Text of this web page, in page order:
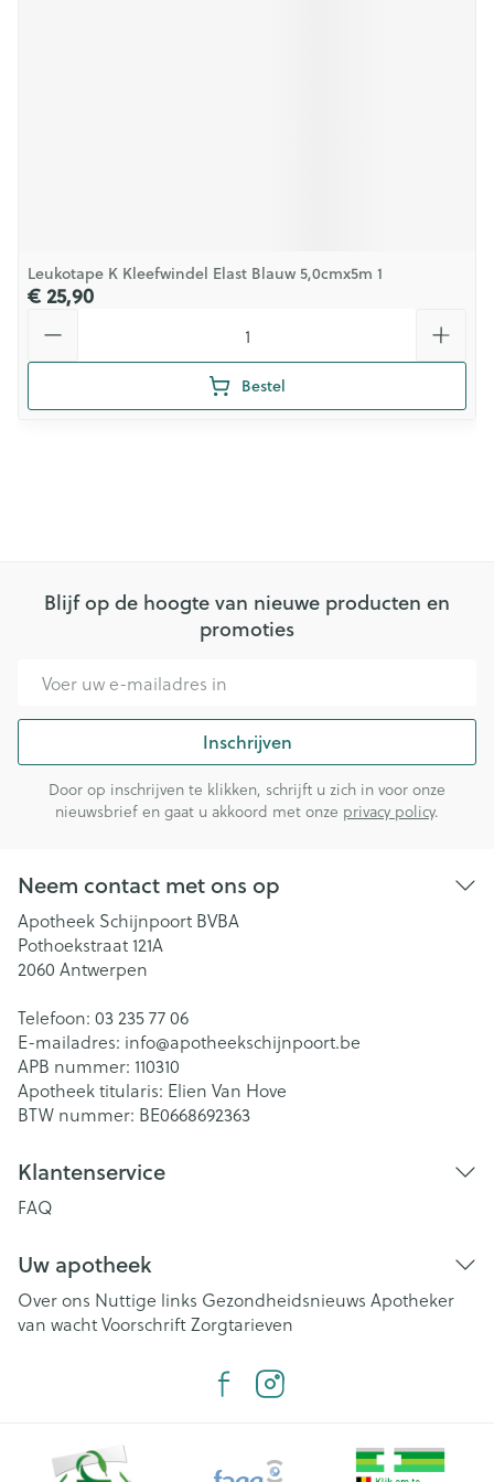
Leukotape K Kleefwindel Elast Blauw 5,0cmx5m 1
€ 25,90
Bestel
Blijf op de hoogte van nieuwe producten en
promoties
Inschrijven
Door op inschrijven te klikken, schrijft u zich in voor onze
nieuwsbrief en gaat u akkoord met onze privacy policy.
Neem contact met ons op
Apotheek Schijnpoort BVBA
Pothoekstraat 121A
2060 Antwerpen
Telefoon: 03 235 77 06
E-mailadres: info@apotheekschijnpoort.be
APB nummer: 110310
Apotheek titularis: Elien Van Hove
BTW nummer: BE0668692363
Klantenservice
FAQ
Uw apotheek
Over ons Nuttige links Gezondheidsnieuws Apotheker
van wachtVoorschriftZorgtarieven